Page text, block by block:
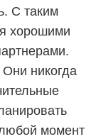
С таким
хорошими
никогда
момент